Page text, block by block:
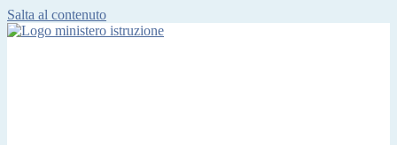
Salta al contenuto